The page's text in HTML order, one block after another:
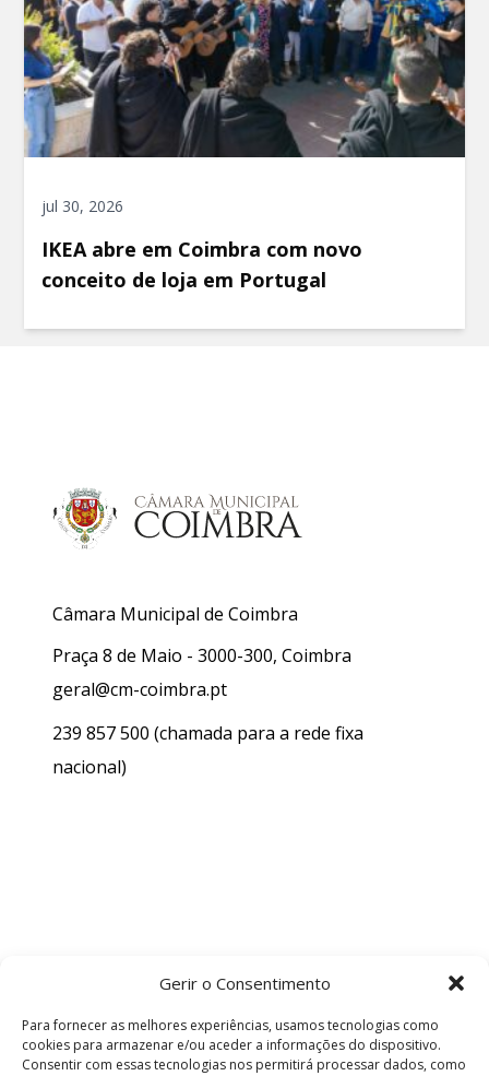
Gerir o Consentimento
Para fornecer as melhores experiências, usamos tecnologias como
cookies para armazenar e/ou aceder a informações do dispositivo.
Consentir com essas tecnologias nos permitirá processar dados, como
jul 30, 2026
IKEA abre em Coimbra com novo
conceito de loja em Portugal
Câmara Municipal de Coimbra
Praça 8 de Maio - 3000-300, Coimbra
geral@cm-coimbra.pt
239 857 500 (chamada para a rede fixa
nacional)